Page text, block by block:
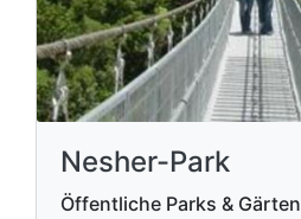
Nesher-Park
Öffentliche Parks & Gärten